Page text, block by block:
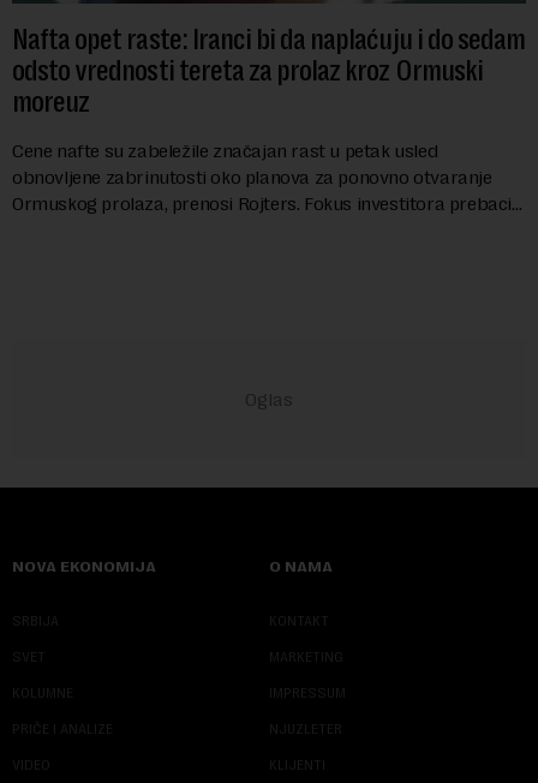
Nafta opet raste: Iranci bi da naplaćuju i do sedam
odsto vrednosti tereta za prolaz kroz Ormuski
moreuz
Cene nafte su zabeležile značajan rast u petak usled
obnovljene zabrinutosti oko planova za ponovno otvaranje
Ormuskog prolaza, prenosi Rojters. Fokus investitora prebacio
NOVA EKONOMIJA
SRBIJA
SVET
KOLUMNE
PRIČE I ANALIZE
VIDEO
O NAMA
KONTAKT
MARKETING
IMPRESSUM
NJUZLETER
KLIJENTI